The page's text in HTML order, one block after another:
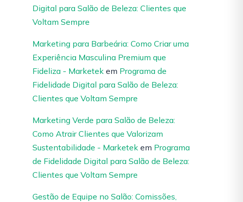
Digital para Salão de Beleza: Clientes que
Voltam Sempre
Marketing para Barbeária: Como Criar uma
Experiência Masculina Premium que
Fideliza - Marketek em Programa de
Fidelidade Digital para Salão de Beleza:
Clientes que Voltam Sempre
Marketing Verde para Salão de Beleza:
Como Atrair Clientes que Valorizam
Sustentabilidade - Marketek em Programa
de Fidelidade Digital para Salão de Beleza:
Clientes que Voltam Sempre
Gestão de Equipe no Salão: Comissões,